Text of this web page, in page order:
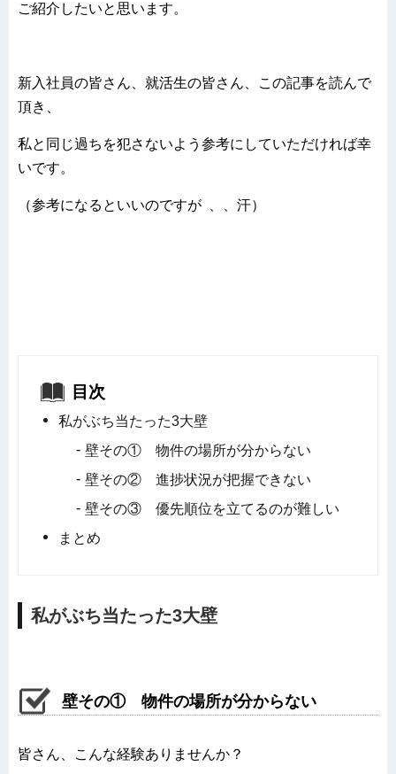
ご紹介したいと思います。
新入社員の皆さん、就活生の皆さん、この記事を読んで
頂き、
私と同じ過ちを犯さないよう参考にしていただければ幸
いです。
（参考になるといいのですが 、、汗）
目次
私がぶち当たった3大壁
壁その① 物件の場所が分からない
壁その② 進捗状況が把握できない
壁その③ 優先順位を立てるのが難しい
まとめ
私がぶち当たった3大壁
壁その① 物件の場所が分からない
皆さん、こんな経験ありませんか？